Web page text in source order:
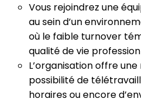
Vous rejoindrez une
au sein d’un
où le faible turnover
qualité de vie
L’organisation offre
possibilité de
horaires ou encore